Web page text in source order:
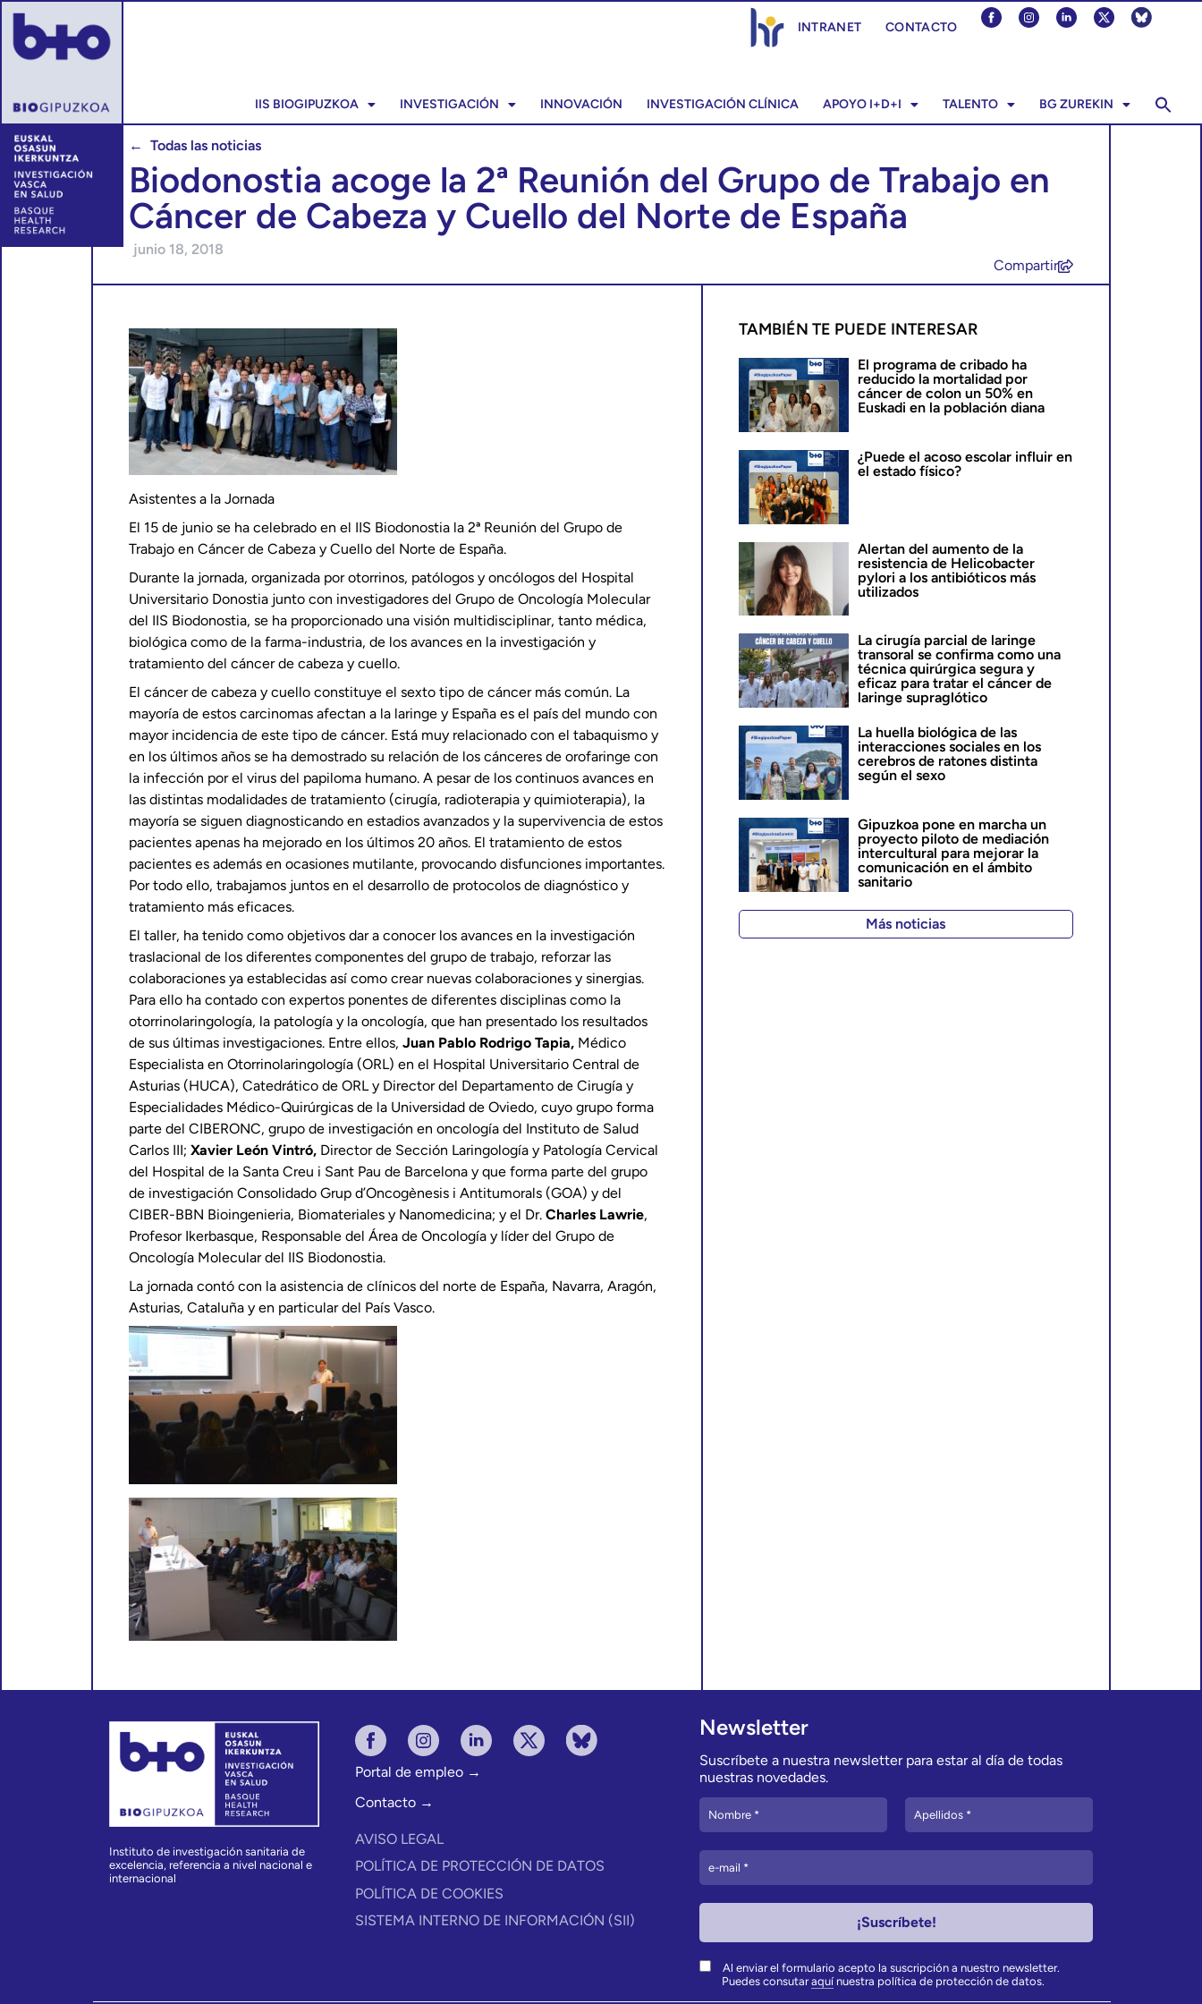
INTRANET CONTACTO
IIS BIOGIPUZKOA INVESTIGACIÓN INNOVACIÓN INVESTIGACIÓN CLÍNICA APOYO I+D+I TALENTO BG ZUREKIN
← Todas las noticias
Biodonostia acoge la 2ª Reunión del Grupo de Trabajo en
Cáncer de Cabeza y Cuello del Norte de España
junio 18, 2018
Compartir
Asistentes a la Jornada
El 15 de junio se ha celebrado en el IIS Biodonostia la 2ª Reunión del Grupo de
Trabajo en Cáncer de Cabeza y Cuello del Norte de España.
Durante la jornada, organizada por otorrinos, patólogos y oncólogos del Hospital
Universitario Donostia junto con investigadores del Grupo de Oncología Molecular
del IIS Biodonostia, se ha proporcionado una visión multidisciplinar, tanto médica,
biológica como de la farma-industria, de los avances en la investigación y
tratamiento del cáncer de cabeza y cuello.
El cáncer de cabeza y cuello constituye el sexto tipo de cáncer más común. La
mayoría de estos carcinomas afectan a la laringe y España es el país del mundo con
mayor incidencia de este tipo de cáncer. Está muy relacionado con el tabaquismo y
en los últimos años se ha demostrado su relación de los cánceres de orofaringe con
la infección por el virus del papiloma humano. A pesar de los continuos avances en
las distintas modalidades de tratamiento (cirugía, radioterapia y quimioterapia), la
mayoría se siguen diagnosticando en estadios avanzados y la supervivencia de estos
pacientes apenas ha mejorado en los últimos 20 años. El tratamiento de estos
pacientes es además en ocasiones mutilante, provocando disfunciones importantes.
Por todo ello, trabajamos juntos en el desarrollo de protocolos de diagnóstico y
tratamiento más eficaces.
El taller, ha tenido como objetivos dar a conocer los avances en la investigación
traslacional de los diferentes componentes del grupo de trabajo, reforzar las
colaboraciones ya establecidas así como crear nuevas colaboraciones y sinergias.
Para ello ha contado con expertos ponentes de diferentes disciplinas como la
otorrinolaringología, la patología y la oncología, que han presentado los resultados
de sus últimas investigaciones. Entre ellos, Juan Pablo Rodrigo Tapia, Médico
Especialista en Otorrinolaringología (ORL) en el Hospital Universitario Central de
Asturias (HUCA), Catedrático de ORL y Director del Departamento de Cirugía y
Especialidades Médico-Quirúrgicas de la Universidad de Oviedo, cuyo grupo forma
parte del CIBERONC, grupo de investigación en oncología del Instituto de Salud
Carlos III; Xavier León Vintró, Director de Sección Laringología y Patología Cervical
del Hospital de la Santa Creu i Sant Pau de Barcelona y que forma parte del grupo
de investigación Consolidado Grup d’Oncogènesis i Antitumorals (GOA) y del
CIBER-BBN Bioingenieria, Biomateriales y Nanomedicina; y el Dr. Charles Lawrie,
Profesor Ikerbasque, Responsable del Área de Oncología y líder del Grupo de
Oncología Molecular del IIS Biodonostia.
La jornada contó con la asistencia de clínicos del norte de España, Navarra, Aragón,
Asturias, Cataluña y en particular del País Vasco.
TAMBIÉN TE PUEDE INTERESAR
El programa de cribado ha
reducido la mortalidad por
cáncer de colon un 50% en
Euskadi en la población diana
¿Puede el acoso escolar influir en
el estado físico?
Alertan del aumento de la
resistencia de Helicobacter
pylori a los antibióticos más
utilizados
La cirugía parcial de laringe
transoral se confirma como una
técnica quirúrgica segura y
eficaz para tratar el cáncer de
laringe supraglótico
La huella biológica de las
interacciones sociales en los
cerebros de ratones distinta
según el sexo
Gipuzkoa pone en marcha un
proyecto piloto de mediación
intercultural para mejorar la
comunicación en el ámbito
sanitario
Más noticias
Instituto de investigación sanitaria de
excelencia, referencia a nivel nacional e
internacional
Portal de empleo →
Contacto →
AVISO LEGAL
POLÍTICA DE PROTECCIÓN DE DATOS
POLÍTICA DE COOKIES
SISTEMA INTERNO DE INFORMACIÓN (SII)
Newsletter
Suscríbete a nuestra newsletter para estar al día de todas
nuestras novedades.
Al enviar el formulario acepto la suscripción a nuestro newsletter.
Puedes consutaraquí nuestra política de protección de datos.